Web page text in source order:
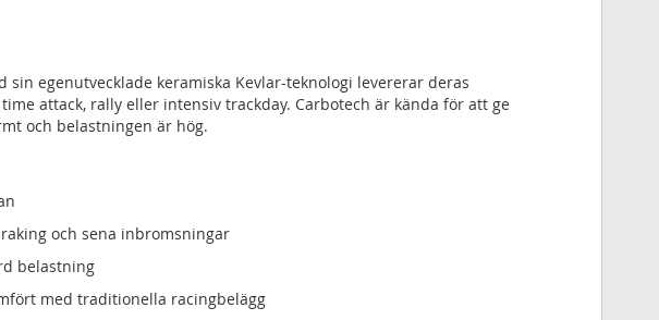
egenutvecklade keramiska Kevlar-teknologi levererar deras
attack, rally eller intensiv trackday. Carbotech är kända för att ge
och belastningen är hög.
och sena inbromsningar
belastning
med traditionella racingbelägg